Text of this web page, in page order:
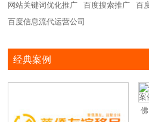
网站关键词优化推广 百度搜索推广 百
百度信息流代运营公司
经典案例